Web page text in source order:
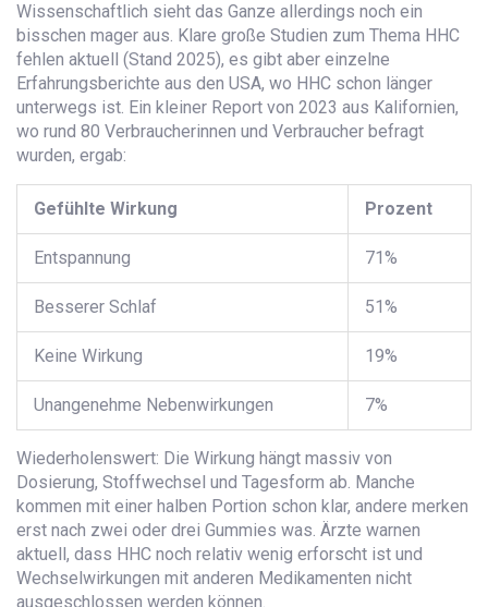
Wissenschaftlich sieht das Ganze allerdings noch ein
bisschen mager aus. Klare große Studien zum Thema HHC
fehlen aktuell (Stand 2025), es gibt aber einzelne
Erfahrungsberichte aus den USA, wo HHC schon länger
unterwegs ist. Ein kleiner Report von 2023 aus Kalifornien,
wo rund 80 Verbraucherinnen und Verbraucher befragt
wurden, ergab:
Gefühlte Wirkung Prozent
Entspannung 71%
Besserer Schlaf 51%
Keine Wirkung 19%
Unangenehme Nebenwirkungen 7%
Wiederholenswert: Die Wirkung hängt massiv von
Dosierung, Stoffwechsel und Tagesform ab. Manche
kommen mit einer halben Portion schon klar, andere merken
erst nach zwei oder drei Gummies was. Ärzte warnen
aktuell, dass HHC noch relativ wenig erforscht ist und
Wechselwirkungen mit anderen Medikamenten nicht
ausgeschlossen werden können.